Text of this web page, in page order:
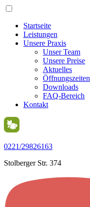
Startseite
Leistungen
Unsere Praxis
Unser Team
Unsere Preise
Aktuelles
Öffnungszeiten
Downloads
FAQ-Bereich
Kontakt
0221/29826163
Stolberger Str. 374